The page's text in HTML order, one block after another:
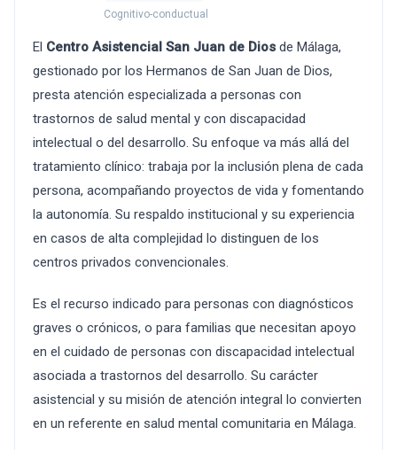
Cognitivo-conductual
El Centro Asistencial San Juan de Dios de Málaga,
gestionado por los Hermanos de San Juan de Dios,
presta atención especializada a personas con
trastornos de salud mental y con discapacidad
intelectual o del desarrollo. Su enfoque va más allá del
tratamiento clínico: trabaja por la inclusión plena de cada
persona, acompañando proyectos de vida y fomentando
la autonomía. Su respaldo institucional y su experiencia
en casos de alta complejidad lo distinguen de los
centros privados convencionales.
Es el recurso indicado para personas con diagnósticos
graves o crónicos, o para familias que necesitan apoyo
en el cuidado de personas con discapacidad intelectual
asociada a trastornos del desarrollo. Su carácter
asistencial y su misión de atención integral lo convierten
en un referente en salud mental comunitaria en Málaga.